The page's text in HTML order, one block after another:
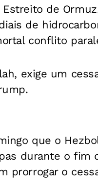
de
de
conflito
exige um
que o
durante o fim
prorrogar o